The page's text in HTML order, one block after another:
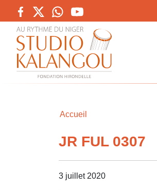
Accueil
JR FUL 0307
3 juillet 2020